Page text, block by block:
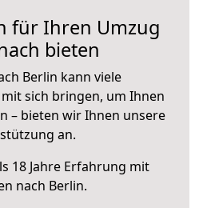
für Ihren Umzug
bieten
Berlin kann viele
sich bringen, um Ihnen
– bieten wir Ihnen unsere
an.
18 Jahre Erfahrung mit
nach Berlin.